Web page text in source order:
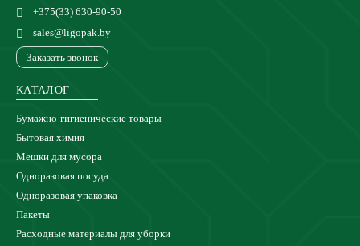
+375(33) 630-90-50
sales@ligopak.by
Заказать звонок
КАТАЛОГ
Бумажно-гигиенические товары
Бытовая химия
Мешки для мусора
Одноразовая посуда
Одноразовая упаковка
Пакеты
Расходные материалы для уборки